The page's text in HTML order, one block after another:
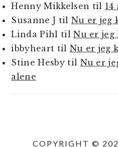
Henny Mikkelsen til
Susanne J til Nu er jeg
Linda Pihl tilNu er jeg
ibbyheart til Nu er jeg
Stine Hesbytil Nu er
alene
COPYRIGHT ©